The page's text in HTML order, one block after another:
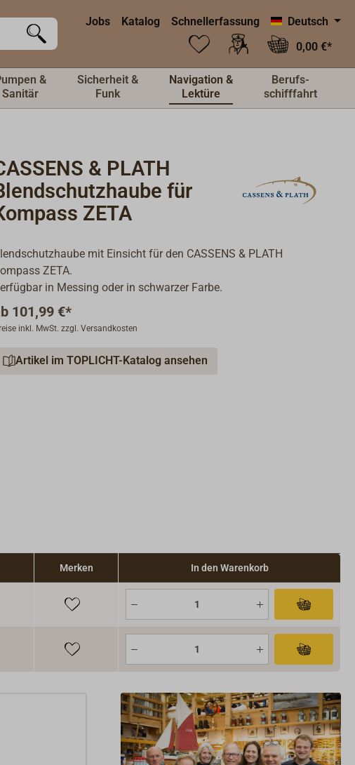
Jobs Katalog Schnellerfassung
Deutsch
0,00 €*
&
Sanitär
Sicherheit &
Funk
Navigation &
Lektüre
Berufs-
schifffahrt
& PLATH
für
ZETA
mit Einsicht für den CASSENS & PLATH
ZETA.
in Messing oder in schwarzer Farbe.
101,99 €*
inkl. MwSt. zzgl. Versandkosten
Artikel im TOPLICHT-Katalog ansehen
Merken In den Warenkorb